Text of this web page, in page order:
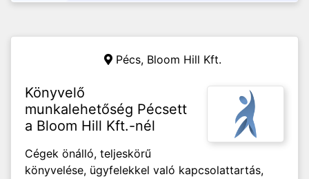
Pécs, Bloom Hill Kft.
Könyvelő
munkalehetőség Pécsett
a Bloom Hill Kft.-nél
Cégek önálló, teljeskörű
könyvelése, ügyfelekkel való kapcsolattartás,